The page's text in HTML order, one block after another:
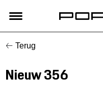
Lifestyle
Auto Accessoires
Terug
Nieuw 356